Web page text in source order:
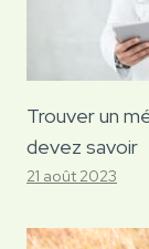
Trouver un
devez savoir
21 août 2023